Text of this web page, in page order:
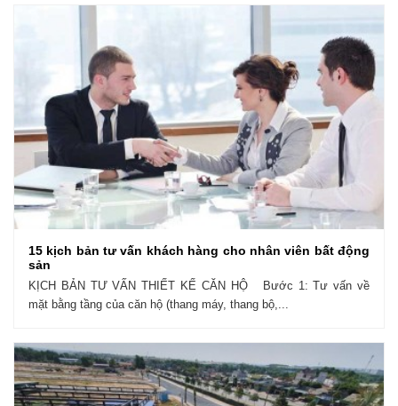
15 kịch bản tư vấn khách hàng cho nhân viên bất động
sản
KỊCH BẢN TƯ VẤN THIẾT KẾ CĂN HỘ Bước 1: Tư vấn về
mặt bằng tầng của căn hộ (thang máy, thang bộ,...